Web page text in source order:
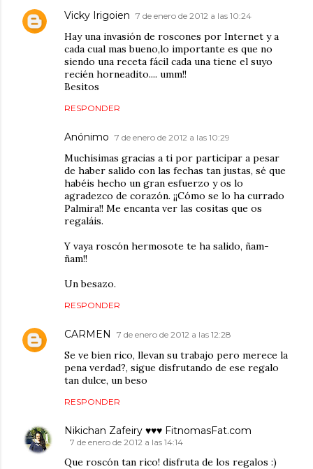
Vicky Irigoien 7 de enero de 2012 a las 10:24
Hay una invasión de roscones por Internet y a
cada cual mas bueno,lo importante es que no
siendo una receta fácil cada una tiene el suyo
recién horneadito.... umm!!
Besitos
RESPONDER
Anónimo 7 de enero de 2012 a las 10:29
Muchísimas gracias a ti por participar a pesar
de haber salido con las fechas tan justas, sé que
habéis hecho un gran esfuerzo y os lo
agradezco de corazón. ¡¡Cómo se lo ha currado
Palmira!! Me encanta ver las cositas que os
regaláis.
Y vaya roscón hermosote te ha salido, ñam-
ñam!!
Un besazo.
RESPONDER
CARMEN 7 de enero de 2012 a las 12:28
Se ve bien rico, llevan su trabajo pero merece la
pena verdad?, sigue disfrutando de ese regalo
tan dulce, un beso
RESPONDER
Nikichan Zafeiry ♥♥♥ FitnomasFat.com
7 de enero de 2012 a las 14:14
Que roscón tan rico! disfruta de los regalos :)